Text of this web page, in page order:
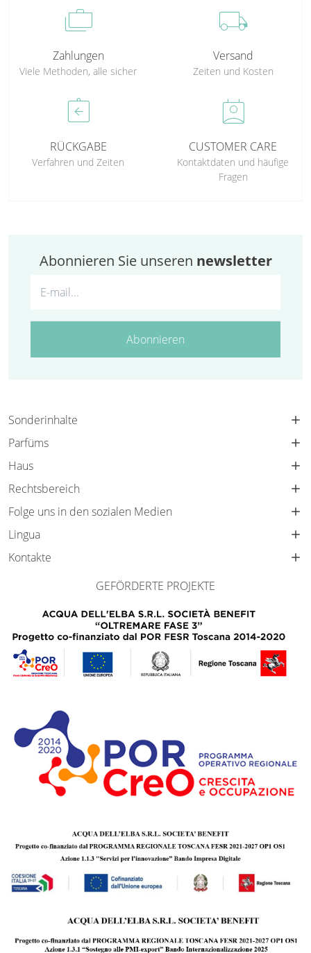
cases
Zahlungen
Viele Methoden, alle sicher
local_shipping
Versand
Zeiten und Kosten
assignment_return
RÜCKGABE
Verfahren und Zeiten
perm_contact_calendar
CUSTOMER CARE
Kontaktdaten und häufige
Fragen
Abonnieren Sie unseren newsletter
Abonnieren
Sonderinhalte
Parfüms
Haus
Rechtsbereich
Folge uns in den sozialen Medien
Lingua
Kontakte
GEFÖRDERTE PROJEKTE